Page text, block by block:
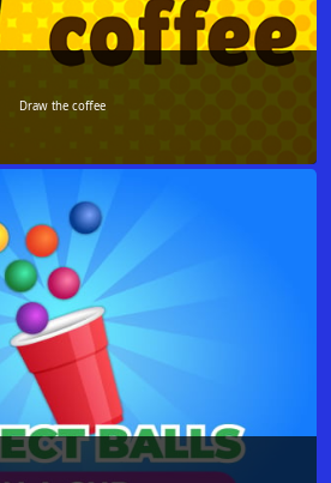
Draw the coffee